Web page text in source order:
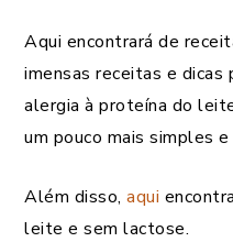
Aqui encontrará de
imensas receitas e dicas
alergia à proteína do
um pouco mais simples
Além disso, aqui
leite e sem lactose.